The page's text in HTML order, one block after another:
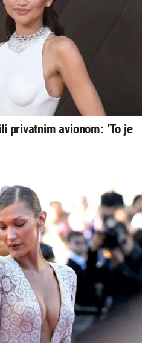
privatnim avionom: ‘To je